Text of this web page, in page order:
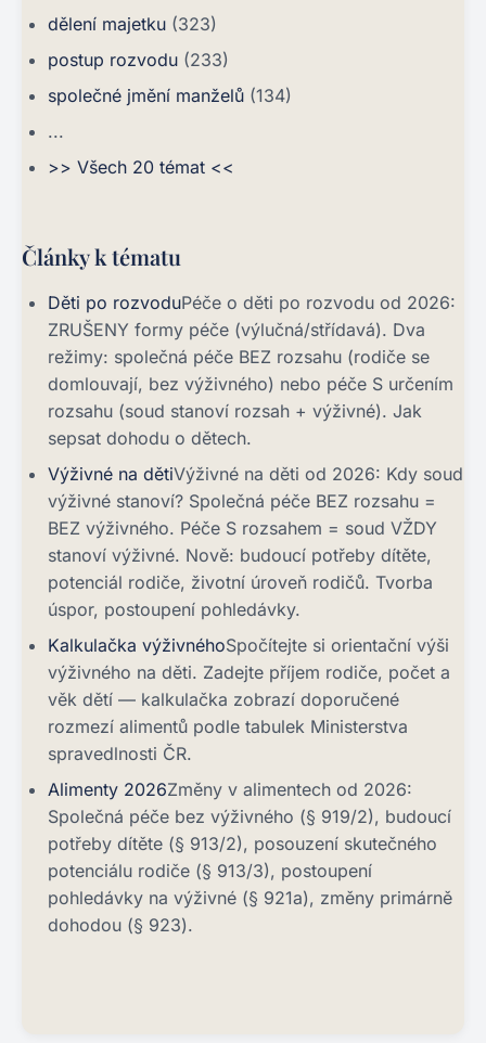
dělení majetku (323)
postup rozvodu (233)
společné jmění manželů (134)
...
>> Všech 20 témat <<
Články k tématu
Děti po rozvoduPéče o děti po rozvodu od 2026:
ZRUŠENY formy péče (výlučná/střídavá). Dva
režimy: společná péče BEZ rozsahu (rodiče se
domlouvají, bez výživného) nebo péče S určením
rozsahu (soud stanoví rozsah + výživné). Jak
sepsat dohodu o dětech.
Výživné na dětiVýživné na děti od 2026: Kdy soud
výživné stanoví? Společná péče BEZ rozsahu =
BEZ výživného. Péče S rozsahem = soud VŽDY
stanoví výživné. Nově: budoucí potřeby dítěte,
potenciál rodiče, životní úroveň rodičů. Tvorba
úspor, postoupení pohledávky.
Kalkulačka výživnéhoSpočítejte si orientační výši
výživného na děti. Zadejte příjem rodiče, počet a
věk dětí — kalkulačka zobrazí doporučené
rozmezí alimentů podle tabulek Ministerstva
spravedlnosti ČR.
Alimenty 2026Změny v alimentech od 2026:
Společná péče bez výživného (§ 919/2), budoucí
potřeby dítěte (§ 913/2), posouzení skutečného
potenciálu rodiče (§ 913/3), postoupení
pohledávky na výživné (§ 921a), změny primárně
dohodou (§ 923).